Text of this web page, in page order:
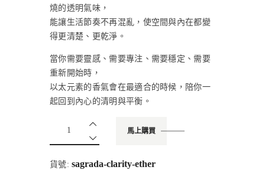
燒的透明氣味，
能讓生活節奏不再混亂，使空間與內在都變
得更清楚、更乾淨。
當你需要靈感、需要專注、需要穩定、需要
重新開始時，
以太元素的香氣會在最適合的時候，陪你一
起回到內心的清明與平衡。
馬上購買
貨號:sagrada-clarity-ether